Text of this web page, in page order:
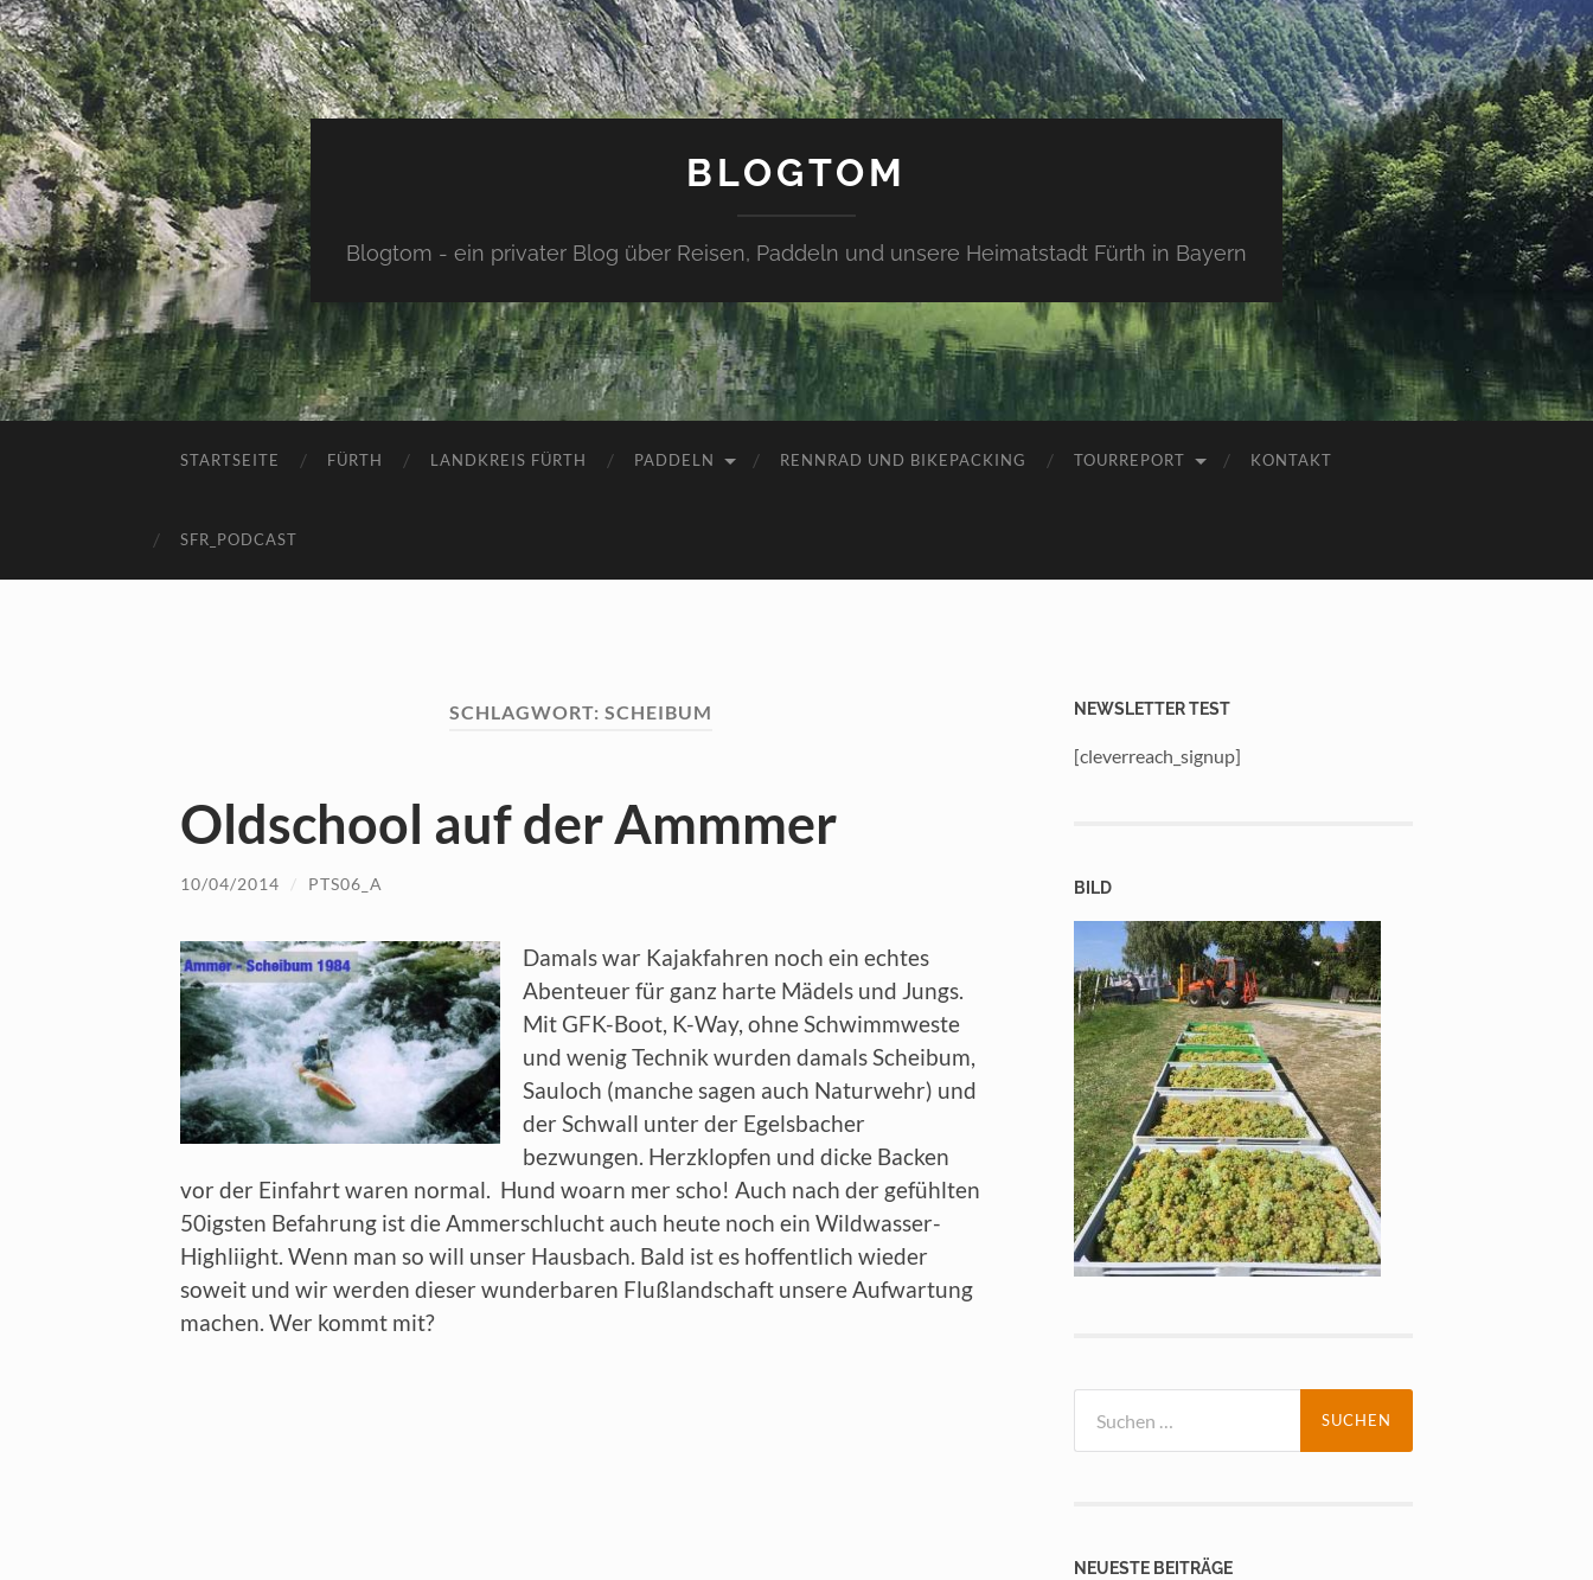
BLOGTOM
Blogtom - ein privater Blog über Reisen, Paddeln und unsere Heimatstadt Fürth in Bayern
STARTSEITE FÜRTH LANDKREIS FÜRTH PADDELN RENNRAD UND BIKEPACKING TOURREPORT KONTAKT
SFR_PODCAST
SCHLAGWORT: SCHEIBUM
Oldschool auf der Ammmer
10/04/2014 / PTS06_A
Damals war Kajakfahren noch ein echtes
Abenteuer für ganz harte Mädels und Jungs.
Mit GFK-Boot, K-Way, ohne Schwimmweste
und wenig Technik wurden damals Scheibum,
Sauloch (manche sagen auch Naturwehr) und
der Schwall unter der Egelsbacher
bezwungen. Herzklopfen und dicke Backen
vor der Einfahrt waren normal. Hund woarn mer scho! Auch nach der gefühlten
50igsten Befahrung ist die Ammerschlucht auch heute noch ein Wildwasser-
Highliight. Wenn man so will unser Hausbach. Bald ist es hoffentlich wieder
soweit und wir werden dieser wunderbaren Flußlandschaft unsere Aufwartung
machen. Wer kommt mit?
NEWSLETTER TEST
[cleverreach_signup]
BILD
nach:
NEUESTE BEITRÄGE